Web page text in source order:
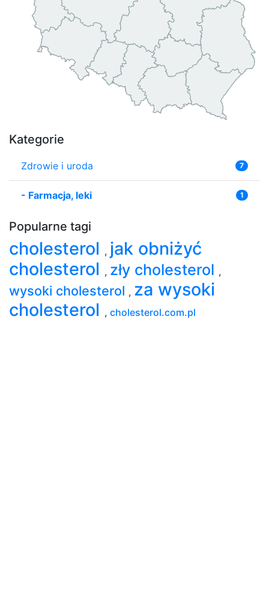
Kategorie
Zdrowie i uroda 7
- Farmacja, leki 1
Popularne tagi
cholesterol , jak obniżyć
cholesterol , zły cholesterol ,
wysoki cholesterol , za wysoki
cholesterol , cholesterol.com.pl